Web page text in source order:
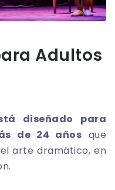
Adultos
diseñado para
de 24 años que
arte dramático, en